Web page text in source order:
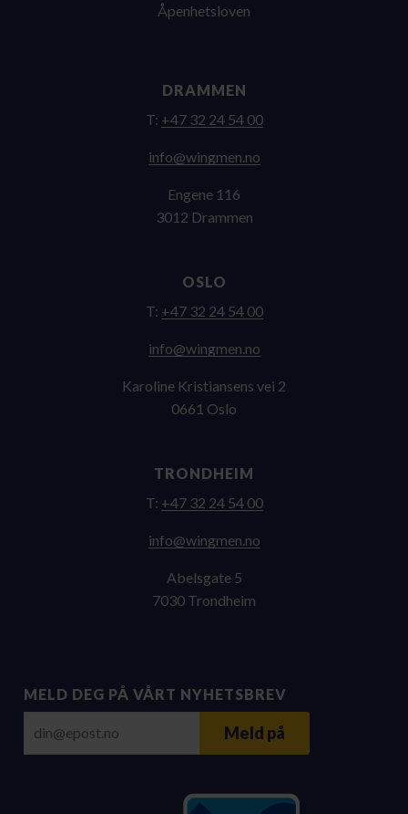
Åpenhetsloven
DRAMMEN
T: +47 32 24 54 00
on.nemgniw@ofni
Engene 116
3012 Drammen
OSLO
T: +47 32 24 54 00
on.nemgniw@ofni
Karoline Kristiansens vei 2
0661 Oslo
TRONDHEIM
T: +47 32 24 54 00
on.nemgniw@ofni
Abelsgate 5
7030 Trondheim
MELD DEG PÅ VÅRT NYHETSBREV